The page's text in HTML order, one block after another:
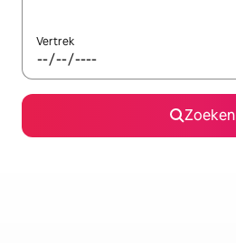
Vertrek
Zoeken